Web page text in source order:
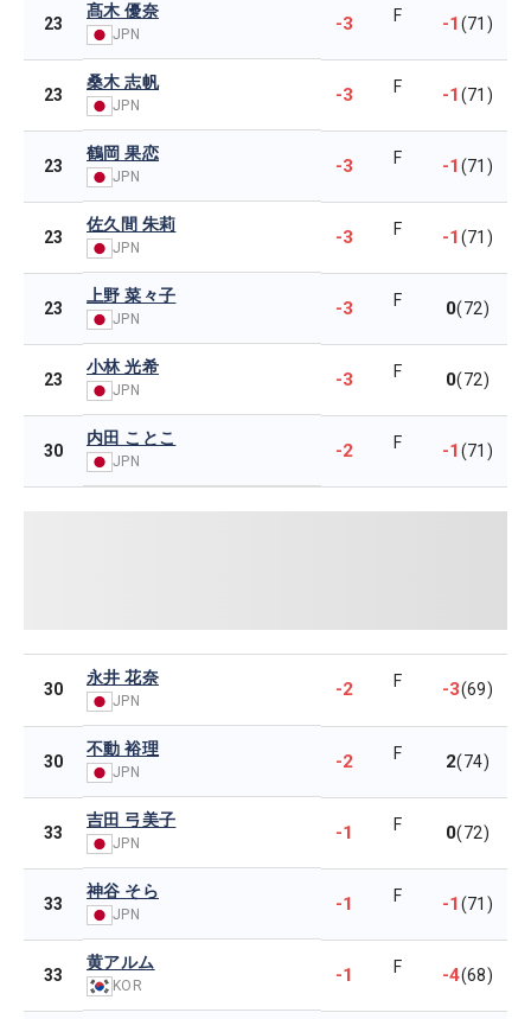
23
髙木 優奈
JPN -3 F -1(71)
23
桑木 志帆
JPN -3 F -1(71)
23
鶴岡 果恋
JPN -3 F -1(71)
23
佐久間 朱莉
JPN -3 F -1(71)
23
上野 菜々子
JPN -3 F 0(72)
23
小林 光希
JPN -3 F 0(72)
30
内田 ことこ
JPN -2 F -1(71)
30
永井 花奈
JPN
-2 F -3(69)
30
不動 裕理
JPN -2 F 2(74)
33
吉田 弓美子
JPN -1 F 0(72)
33
神谷 そら
JPN -1 F -1(71)
33
黄アルム
KOR -1 F -4(68)